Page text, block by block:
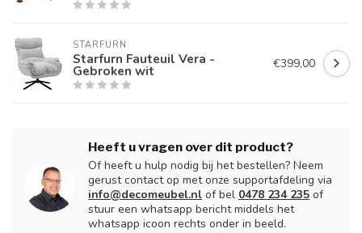
STARFURN
Starfurn Fauteuil Vera -
Gebroken wit €399,00
Heeft u vragen over dit product?
Of heeft u hulp nodig bij het bestellen? Neem
gerust contact op met onze supportafdeling via
info@decomeubel.nl of bel 0478 234 235 of
stuur een whatsapp bericht middels het
whatsapp icoon rechts onder in beeld.